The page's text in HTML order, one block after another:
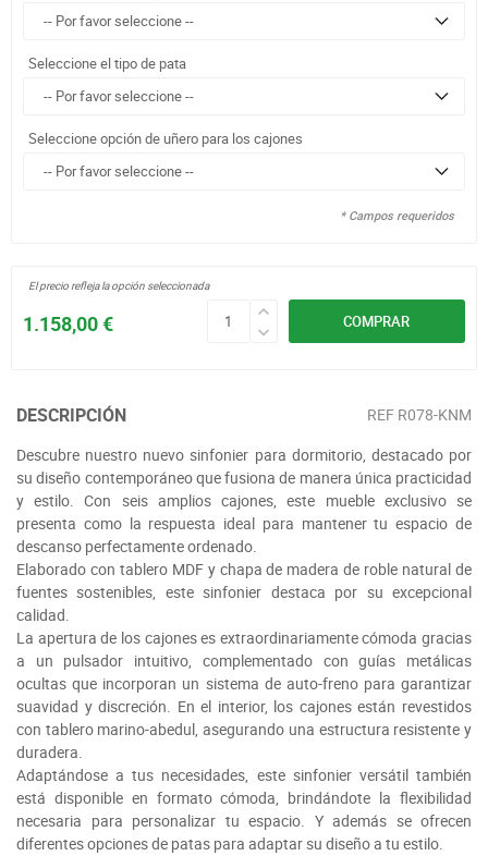
Seleccione el tipo de pata
Seleccione opción de uñero para los cajones
* Campos requeridos
COMPRAR
1.158,00 €
El precio refleja la opción seleccionada
DESCRIPCIÓN REF R078-KNM
Descubre nuestro nuevo sinfonier para dormitorio, destacado por
su diseño contemporáneo que fusiona de manera única practicidad
y estilo. Con seis amplios cajones, este mueble exclusivo se
presenta como la respuesta ideal para mantener tu espacio de
descanso perfectamente ordenado.
Elaborado con tablero MDF y chapa de madera de roble natural de
fuentes sostenibles, este sinfonier destaca por su excepcional
calidad.
La apertura de los cajones es extraordinariamente cómoda gracias
a un pulsador intuitivo, complementado con guías metálicas
ocultas que incorporan un sistema de auto-freno para garantizar
suavidad y discreción. En el interior, los cajones están revestidos
con tablero marino-abedul, asegurando una estructura resistente y
duradera.
Adaptándose a tus necesidades, este sinfonier versátil también
está disponible en formato cómoda, brindándote la flexibilidad
necesaria para personalizar tu espacio. Y además se ofrecen
diferentes opciones de patas para adaptar su diseño a tu estilo.